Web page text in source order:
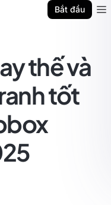
Bắt đầu
thế và
tốt